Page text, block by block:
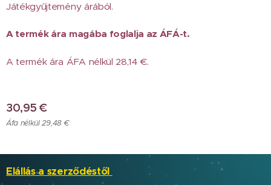
Játékgyűjtemény árából.
A termék ára magába foglalja az ÁFÁ-t.
A termék ára ÁFA nélkül 28,14 €.
30,95 €
Áfa nélkül 29,48 €
Elállás a szerződéstől